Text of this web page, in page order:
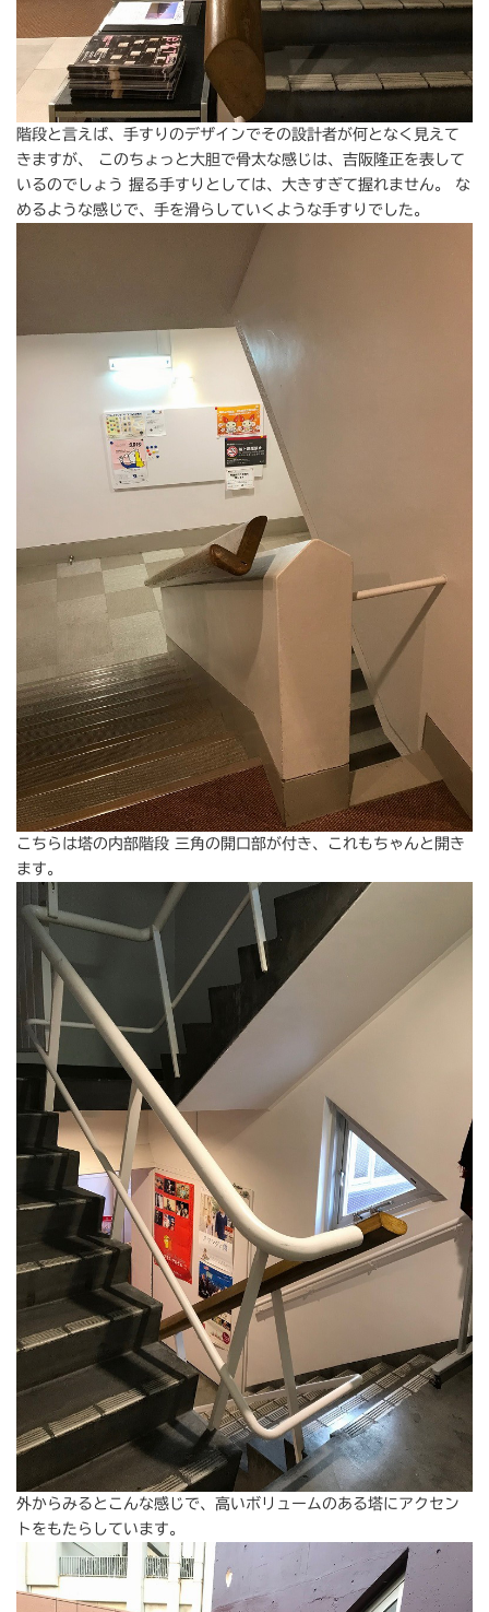
階段と言えば、手すりのデザインでその設計者が何となく見えて
きますが、 このちょっと大胆で骨太な感じは、吉阪隆正を表して
いるのでしょう 握る手すりとしては、大きすぎて握れません。 な
めるような感じで、手を滑らしていくような手すりでした。
こちらは塔の内部階段 三角の開口部が付き、これもちゃんと開き
ます。
外からみるとこんな感じで、高いボリュームのある塔にアクセン
トをもたらしています。